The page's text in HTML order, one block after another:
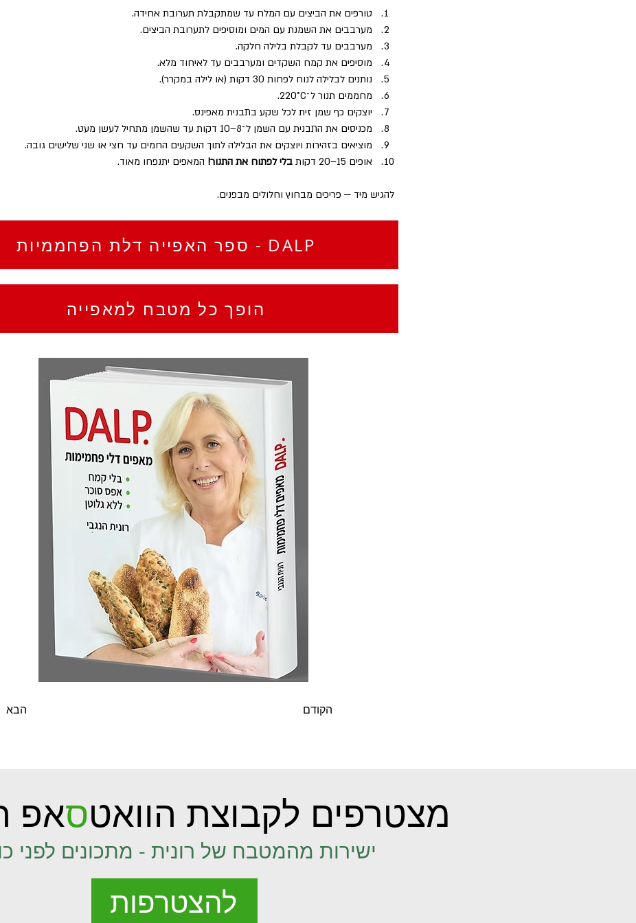
טורפים את הביצים עם המלח עד שמתקבלת תערובת אחידה.
מערבבים את השמנת עם המים ומוסיפים לתערובת הביצים.
מערבבים עד לקבלת בלילה חלקה.
מוסיפים את קמח השקדים ומערבבים עד לאיחוד מלא.
נותנים לבלילה לנוח לפחות 30 דקות (או לילה במקרר).
מחממים תנור ל־220°C.
יוצקים כף שמן זית לכל שקע בתבנית מאפינס.
מכניסים את התבנית עם השמן ל־8–10 דקות עד שהשמן מתחיל לעשן מעט.
מוציאים בזהירות ויוצקים את הבלילה לתוך השקעים החמים עד חצי או שני שלישים גובה.
אופים 15–20 דקות
בלי לפתוח את התנור! המאפים יתנפחו מאוד.
להגיש מיד — פריכים מבחוץ וחלולים מבפנים.
ספר האפייה דלת הפחממיות - DALP
הופך כל מטבח למאפייה
הבא הקודם
מצטרפים לקבוצת הוואטסאפ
ישירות מהמטבח של רונית - מתכונים לפני
להצטרפות